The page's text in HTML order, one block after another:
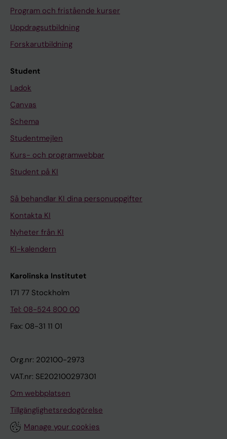
Program och fristående kurser
Uppdragsutbildning
Forskarutbildning
Student
Ladok
Canvas
Schema
Studentmejlen
Kurs- och programwebbar
Student på KI
Så behandlar KI dina personuppgifter
Kontakta KI
Nyheter från KI
KI-kalendern
Karolinska Institutet
171 77 Stockholm
Tel: 08-524 800 00
Fax: 08-31 11 01
Org.nr: 202100-2973
VAT.nr: SE202100297301
Om webbplatsen
Tillgänglighetsredogörelse
Manage your cookies